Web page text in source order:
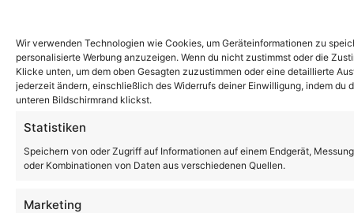
Wir verwenden Technologien wie Cookies, um Geräteinformationen zu
personalisierte Werbung anzuzeigen. Wenn du nicht zustimmst oder die
Klicke unten, um dem oben Gesagten zuzustimmen oder eine detaillierte
jederzeit ändern, einschließlich des Widerrufs deiner Einwilligung, indem
unteren Bildschirmrand klickst.
Statistiken
Speichern von oder Zugriff auf Informationen auf einem Endgerät,
oder Kombinationen von Daten aus verschiedenen Quellen.
Marketing